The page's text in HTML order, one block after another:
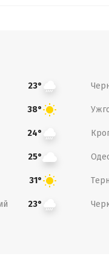
23°
38°
24°
25°
31°
23°